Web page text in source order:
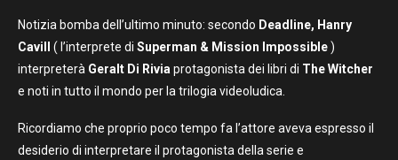
Notizia bomba dell’ultimo minuto: secondo Deadline, Hanry
Cavill
( l’interprete di Superman & Mission Impossible)
interpreterà Geralt Di Rivia protagonista dei libri di The Witcher
e noti in tutto il mondo per la trilogia videoludica.
Ricordiamo che proprio poco tempo fa l’attore aveva espresso il
desiderio di interpretare il protagonista della serie e